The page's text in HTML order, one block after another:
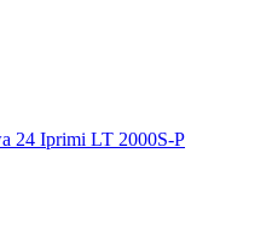
24 Iprimi LT 2000S-P